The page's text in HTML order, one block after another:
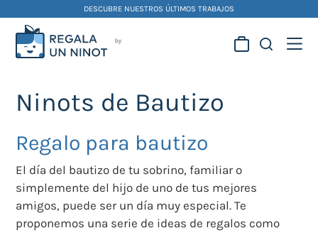
content
DESCUBRE NUESTROS ÚLTIMOS TRABAJOS
falleros y foguereros
Ninots de Bautizo
Regalo para bautizo
El día del bautizo de tu sobrino, familiar o
simplemente del hijo de uno de tus mejores
amigos, puede ser un día muy especial. Te
proponemos una serie de ideas de regalos como